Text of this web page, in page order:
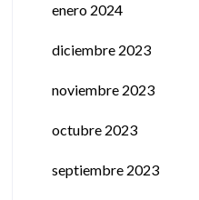
enero 2024
diciembre 2023
noviembre 2023
octubre 2023
septiembre 2023